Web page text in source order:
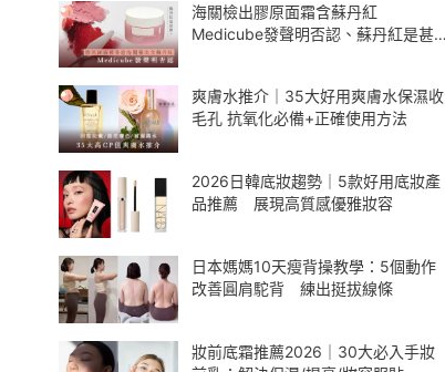
海關檢出膠原面霜含蘇丹紅
Medicube發聲明否認、蘇丹紅是甚
爽膚水推介｜35大好用爽膚水保濕收
毛孔 抗氧化必備+正確使用方法
2026日韓底妝趨勢｜5款好用底妝產
品推薦 展現高質感優雅妝容
日本媽媽10天瘦背操教學：5個動作
改善圓肩駝背 練出挺拔線條
妝前底霜推薦2026｜30大必入手妝